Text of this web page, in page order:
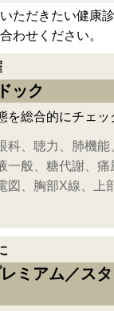
ただきたい健康
わせください。
ック
を総合的にチェッ
科、聴力、肺機
一般、糖代謝、
図、胸部X線、上
ミアム／ス